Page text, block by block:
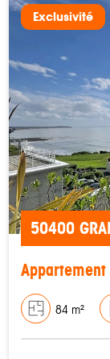
Exclusivité
50400
84 m²